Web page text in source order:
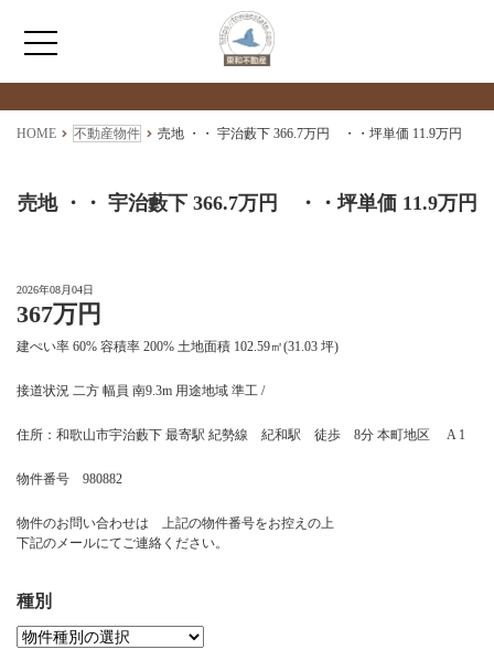
HOME
売買情報
月極駐車場のご案内
お問い合わせ
検索物件の詳細
****
HOME 不動産物件 売地 ・・ 宇治藪下 366.7万円 ・・坪単価 11.9万円
売地 ・・ 宇治藪下 366.7万円 ・・坪単価 11.9万円
2026年08月04日
367万円
建ぺい率 60% 容積率 200% 土地面積 102.59㎡(31.03 坪)
接道状況 二方 幅員 南9.3m 用途地域 準工 /
住所：和歌山市宇治藪下 最寄駅 紀勢線 紀和駅 徒歩 8分 本町地区 A 1
物件番号 980882
物件のお問い合わせは 上記の物件番号をお控えの上
下記のメールにてご連絡ください。
種別